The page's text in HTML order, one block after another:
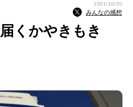
2021/10/30
みんなの感想
届くかやきもき